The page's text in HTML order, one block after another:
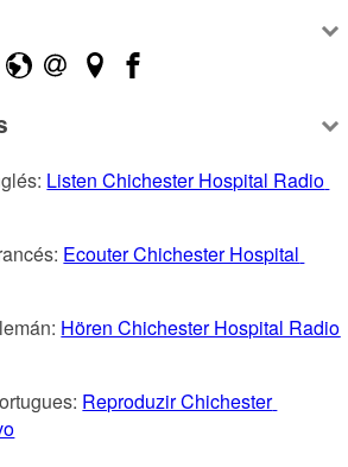
Listen Chichester Hospital Radio
Ecouter Chichester Hospital
Hören Chichester Hospital Radio
Reproduzir Chichester